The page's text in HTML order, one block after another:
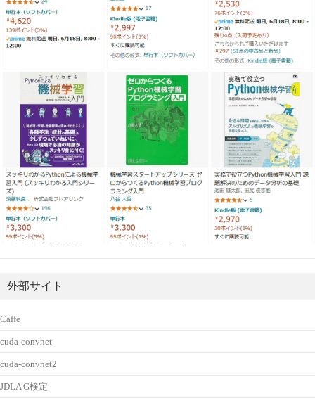
外部サイト
Caffe
cuda-convnet
cuda-convnet2
JDLA G検定